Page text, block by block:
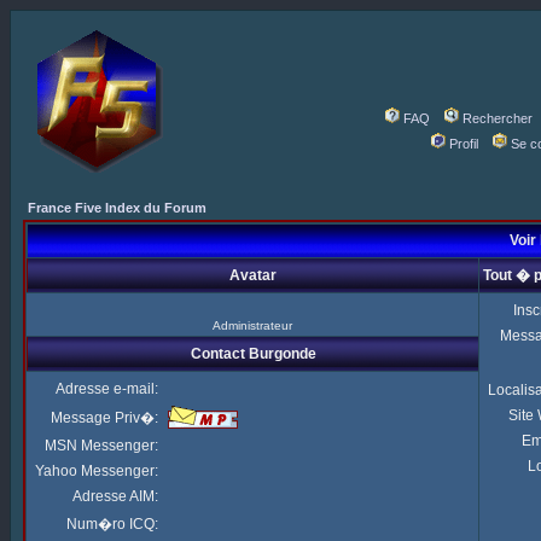
FAQ
Rechercher
Profil
Se
France Five Index du Forum
Voir
Avatar Tout �
Administrateur
Site
Contact Burgonde
Adresse e-mail:
Message Priv�:
MSN Messenger:
Yahoo Messenger:
Adresse AIM:
Num�ro ICQ: